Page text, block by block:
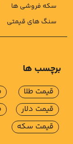
سکه فروشی ها
سنگ های قیمتی
برچسب ها
قیمت طلا
قیمت دلار
قیمت سکه